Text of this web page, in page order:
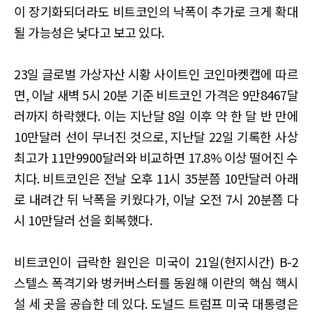
이 장기화되더라도 비트코인의 낙폭이 추가로 크게 확대
될 가능성은 낮다고 보고 있다.
23일 글로벌 가상자산 시황 사이트인 코인마켓캡에 따르
면, 이날 새벽 5시 20분 기준 비트코인 가격은 9만8467달
러까지 하락했다. 이는 지난달 8일 이후 약 한 달 반 만에
10만달러 선이 무너진 것으로, 지난달 22일 기록한 사상
최고가 11만9900달러와 비교하면 17.8% 이상 떨어진 수
치다. 비트코인은 전날 오후 11시 35분쯤 10만달러 아래
로 내려간 뒤 낙폭을 키웠다가, 이날 오전 7시 20분쯤 다
시 10만달러 선을 회복했다.
비트코인이 급락한 원인은 미국이 21일(현지시간) B-2
스텔스 폭격기와 벙커버스터를 동원해 이란의 핵심 핵시
설 세 곳을 공습한 데 있다. 도널드 트럼프 미국 대통령은